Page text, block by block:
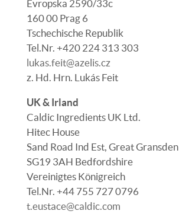
Evropska 2590/33c
160 00 Prag 6
Tschechische Republik
Tel.Nr. +420 224 313 303
lukas.feit@azelis.cz
z. Hd. Hrn. Lukás Feit
UK & Irland
Caldic Ingredients UK Ltd.
Hitec House
Sand Road Ind Est, Great Gransden
SG19 3AH Bedfordshire
Vereinigtes Königreich
Tel.Nr. +44 755 727 0796
t.eustace@caldic.com